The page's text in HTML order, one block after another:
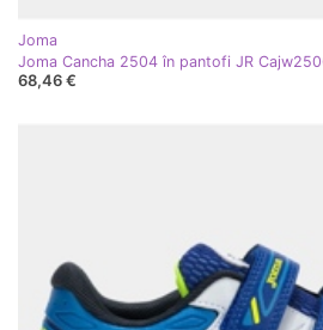
Joma
Joma Cancha 2504 în pantofi JR
68,46 €